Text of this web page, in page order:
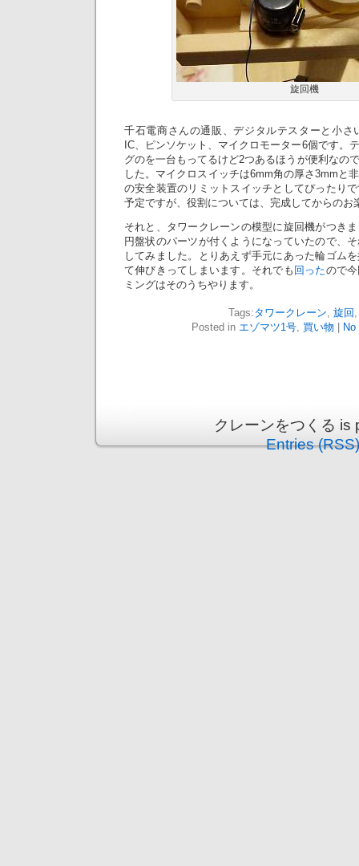
旋回機
千石電商さんの通販、デジタルテスターと小さ
IC、ピンソケット、マイクロモーター6個です。
グのを一台もってるけど2つあるほうが便利なの
した。マイクロスイッチは6mm角の厚さ3mmと
の安全装置のリミットスイッチとしてぴったり
予定ですが、役割については、完成してからのお
それと、タワークレーンの模型に旋回機がつき
円盤状のパーツが付くようになっていたので、
してみました。とりあえず手元にあった輪ゴム
て伸びきってしまいます。それでも 回ったので
ミングはそのうちやります。
Tags:タワークレーン, 旋回
Posted in エゾマツ1号, 買い物
クレーンをつくる
Entries (RSS)